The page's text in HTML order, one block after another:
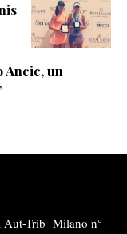
Ancic, un
Aut-Trib Milano n°